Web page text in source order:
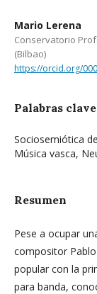
Mario Lerena
Conservatorio
(Bilbao)
https://orcid.org/
Palabras
Sociosemiótica
Música vasca,
Resumen
Pese a ocupar
compositor
popular con la
para banda,